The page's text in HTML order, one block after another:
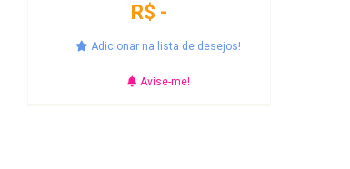
R$ -
Adicionar na lista de desejos!
Avise-me!